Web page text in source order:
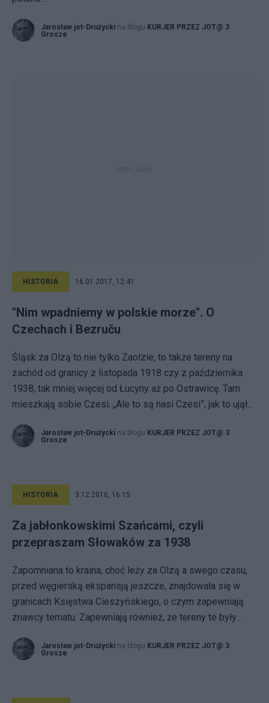
Jarosław jot-Drużycki na blogu KURJER PRZEZ JOT@ 3
Grosze
HISTORIA 16.01.2017, 12:41
"Nim wpadniemy w polskie morze". O
Czechach i Bezruču
Śląsk za Olzą to nie tylko Zaolzie, to także tereny na
zachód od granicy z listopada 1918 czy z października
1938, tak mniej więcej od Łucyny aż po Ostrawicę. Tam
mieszkają sobie Czesi. „Ale to są nasi Czesi”, jak to ujął...
Jarosław jot-Drużycki na blogu KURJER PRZEZ JOT@ 3
Grosze
HISTORIA 3.12.2016, 16:15
Za jabłonkowskimi Szańcami, czyli
przepraszam Słowaków za 1938
Zapomniana to kraina, choć leży za Olzą a swego czasu,
przed węgierską ekspansją jeszcze, znajdowała się w
granicach Księstwa Cieszyńskiego, o czym zapewniają
znawcy tematu. Zapewniają również, że tereny te były...
Jarosław jot-Drużycki na blogu KURJER PRZEZ JOT@ 3
Grosze